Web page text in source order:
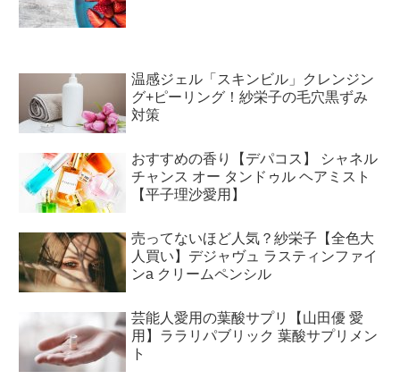
温感ジェル「スキンビル」クレンジン
グ+ピーリング！紗栄子の毛穴黒ずみ
対策
おすすめの香り【デパコス】 シャネル
チャンス オー タンドゥル ヘアミスト
【平子理沙愛用】
売ってないほど人気？紗栄子【全色大
人買い】デジャヴュ ラスティンファイ
ンa クリームペンシル
芸能人愛用の葉酸サプリ【山田優 愛
用】ララリパブリック 葉酸サプリメン
ト